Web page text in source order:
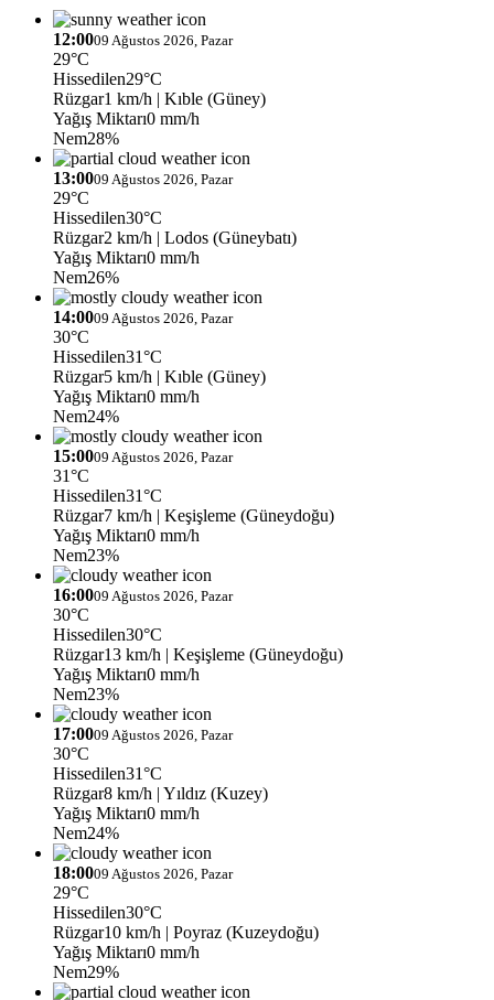
12:0009 Ağustos 2026, Pazar
29°C
Hissedilen29°C
Rüzgar1 km/h | Kıble (Güney)
Yağış Miktarı0 mm/h
Nem28%
13:0009 Ağustos 2026, Pazar
29°C
Hissedilen30°C
Rüzgar2 km/h | Lodos (Güneybatı)
Yağış Miktarı0 mm/h
Nem26%
14:0009 Ağustos 2026, Pazar
30°C
Hissedilen31°C
Rüzgar5 km/h | Kıble (Güney)
Yağış Miktarı0 mm/h
Nem24%
15:0009 Ağustos 2026, Pazar
31°C
Hissedilen31°C
Rüzgar7 km/h | Keşişleme (Güneydoğu)
Yağış Miktarı0 mm/h
Nem23%
16:0009 Ağustos 2026, Pazar
30°C
Hissedilen30°C
Rüzgar13 km/h | Keşişleme (Güneydoğu)
Yağış Miktarı0 mm/h
Nem23%
17:0009 Ağustos 2026, Pazar
30°C
Hissedilen31°C
Rüzgar8 km/h | Yıldız (Kuzey)
Yağış Miktarı0 mm/h
Nem24%
18:0009 Ağustos 2026, Pazar
29°C
Hissedilen30°C
Rüzgar10 km/h | Poyraz (Kuzeydoğu)
Yağış Miktarı0 mm/h
Nem29%